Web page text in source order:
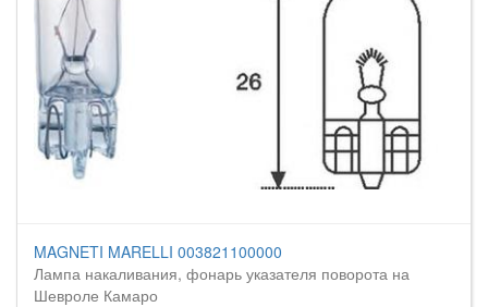
MAGNETI MARELLI 003821100000
Лампа накаливания, фонарь указателя поворота на
Шевроле Камаро